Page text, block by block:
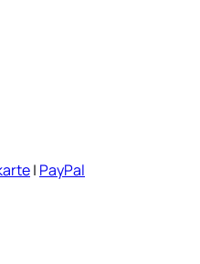
| PayPal